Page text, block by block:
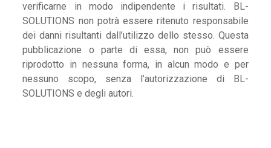
verificarne in modo indipendente i risultati. BL-
SOLUTIONS non potrà essere ritenuto responsabile
dei danni risultanti dall’utilizzo dello stesso. Questa
pubblicazione o parte di essa, non può essere
riprodotto in nessuna forma, in alcun modo e per
nessuno scopo, senza l’autorizzazione di BL-
SOLUTIONS e degli autori.